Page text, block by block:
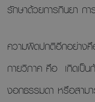
รักษาด้วยการกินยา ก
ความผิดปกติอีกอย่าง
กายวิภาค คือ เกิดเป็น
งอกธรรมดา หรือสามา